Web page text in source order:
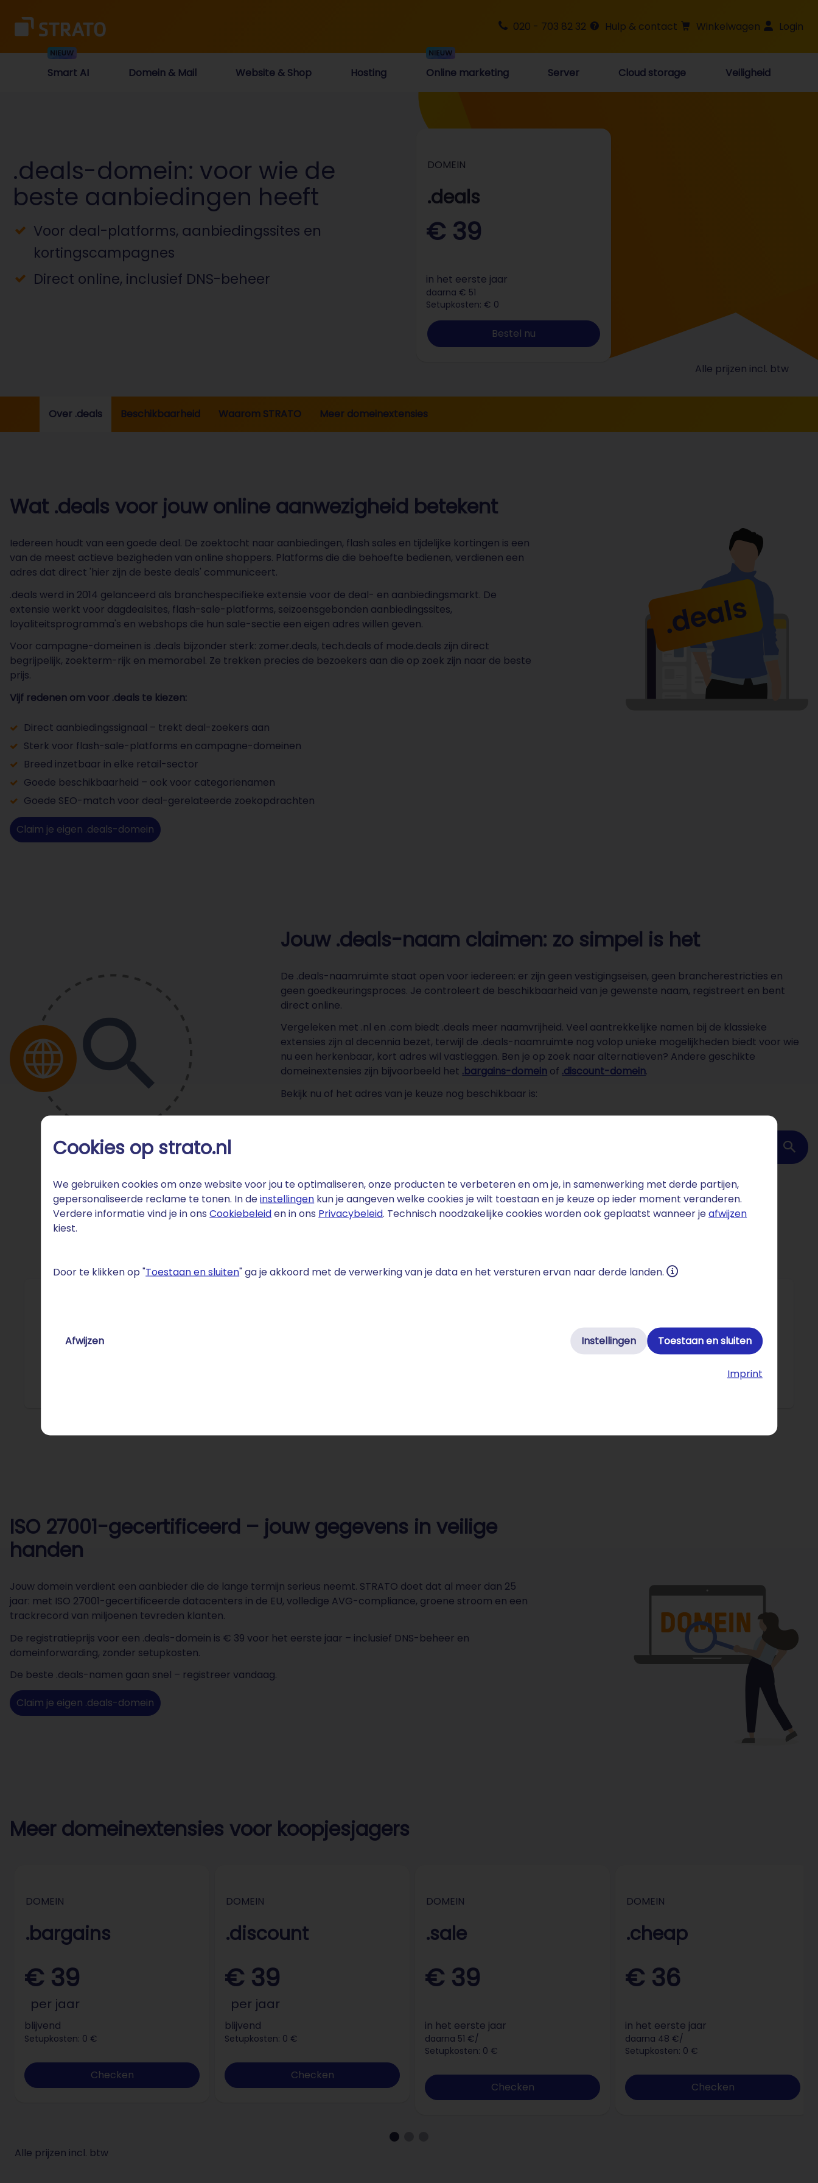
Cookies op strato.nl
We gebruiken cookies om onze website voor jou te optimaliseren, onze producten te verbeteren en om je, in samenwerking met derde partijen,
gepersonaliseerde reclame te tonen. In deinstellingen kun je aangeven welke cookies je wilt toestaan en je keuze op ieder moment veranderen.
Verdere informatie vind je in onsCookiebeleiden in ons Privacybeleid. Technisch noodzakelijke cookies worden ook geplaatst wanneer jeafwijzen
kiest.
Door te klikken op "Toestaan en sluiten" ga je akkoord met de verwerking van je data en het versturen ervan naar derde landen.
Afwijzen Instellingen Toestaan en sluiten
Imprint
020 - 703 82 32 Hulp & contact Winkelwagen Login
Smart AI Domein & Mail Website & Shop Hosting Online marketing Server Cloud storage Veiligheid
.deals-domein: voor wie de
beste aanbiedingen heeft
Voor deal-platforms, aanbiedingssites en
kortingscampagnes
Direct online, inclusief DNS-beheer
DOMEIN
.deals
€ 39
in het eerste jaar
daarna € 51
Setupkosten: € 0
Bestel nu
Alle prijzen incl. btw
Over .deals Beschikbaarheid Waarom STRATO Meer domeinextensies
Wat .deals voor jouw online aanwezigheid betekent
Iedereen houdt van een goede deal. De zoektocht naar aanbiedingen, flash sales en tijdelijke kortingen is een
van de meest actieve bezigheden van online shoppers. Platforms die die behoefte bedienen, verdienen een
adres dat direct 'hier zijn de beste deals' communiceert.
.deals werd in 2014 gelanceerd als branchespecifieke extensie voor de deal- en aanbiedingsmarkt. De
extensie werkt voor dagdealsites, flash-sale-platforms, seizoensgebonden aanbiedingssites,
loyaliteitsprogramma's en webshops die hun sale-sectie een eigen adres willen geven.
Voor campagne-domeinen is .deals bijzonder sterk: zomer.deals, tech.deals of mode.deals zijn direct
begrijpelijk, zoekterm-rijk en memorabel. Ze trekken precies de bezoekers aan die op zoek zijn naar de beste
prijs.
Vijf redenen om voor .deals te kiezen:
Direct aanbiedingssignaal – trekt deal-zoekers aan
Sterk voor flash-sale-platforms en campagne-domeinen
Breed inzetbaar in elke retail-sector
Goede beschikbaarheid – ook voor categorienamen
Goede SEO-match voor deal-gerelateerde zoekopdrachten
Claim je eigen .deals-domein
Jouw .deals-naam claimen: zo simpel is het
De .deals-naamruimte staat open voor iedereen: er zijn geen vestigingseisen, geen brancherestricties en
geen goedkeuringsproces. Je controleert de beschikbaarheid van je gewenste naam, registreert en bent
direct online.
Vergeleken met .nl en .com biedt .deals meer naamvrijheid. Veel aantrekkelijke namen bij de klassieke
extensies zijn al decennia bezet, terwijl de .deals-naamruimte nog volop unieke mogelijkheden biedt voor wie
nu een herkenbaar, kort adres wil vastleggen. Ben je op zoek naar alternatieven? Andere geschikte
domeinextensies zijn bijvoorbeeld het .bargains-domein of .discount-domein.
Bekijk nu of het adres van je keuze nog beschikbaar is:
Black Friday 2024 genereerde in Nederland voor meer dan 1 miljard euro aan online omzet in één dag – een record.
De gemiddelde Nederlandse consument besteedt meer dan 200 euro aan deal-aankopen per jaar.
ISO 27001-gecertificeerd – jouw gegevens in veilige
handen
Jouw domein verdient een aanbieder die de lange termijn serieus neemt. STRATO doet dat al meer dan 25
jaar: met ISO 27001-gecertificeerde datacenters in de EU, volledige AVG-compliance, groene stroom en een
trackrecord van miljoenen tevreden klanten.
De registratieprijs voor een .deals-domein is € 39 voor het eerste jaar – inclusief DNS-beheer en
domeinforwarding, zonder setupkosten.
De beste .deals-namen gaan snel – registreer vandaag.
Claim je eigen .deals-domein
Meer domeinextensies voor koopjesjagers
DOMEIN
.bargains
€ 39
per jaar
blijvend
Setupkosten: 0 €
Checken
DOMEIN
.discount
€ 39
per jaar
blijvend
Setupkosten: 0 €
Checken
DOMEIN
.sale
€ 39
in het eerste jaar
daarna 51 €/
Setupkosten: 0 €
Checken
DOMEIN
.cheap
€ 36
in het eerste jaar
daarna 48 €/
Setupkosten: 0 €
Checken
Alle prijzen incl. btw